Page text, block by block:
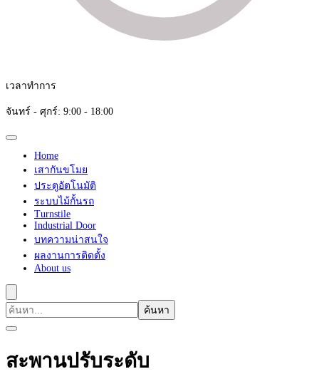
เวลาทำการ
จันทร์ - ศุกร์: 9:00 - 18:00
Home
เสากันขโมย
ประตูอัตโนมัติ
ระบบไม้กั้นรถ
Turnstile
Industrial Door
บทความน่าสนใจ
ผลงานการติดตั้ง
About us
ค้นหา
สะพานปรับระดับ